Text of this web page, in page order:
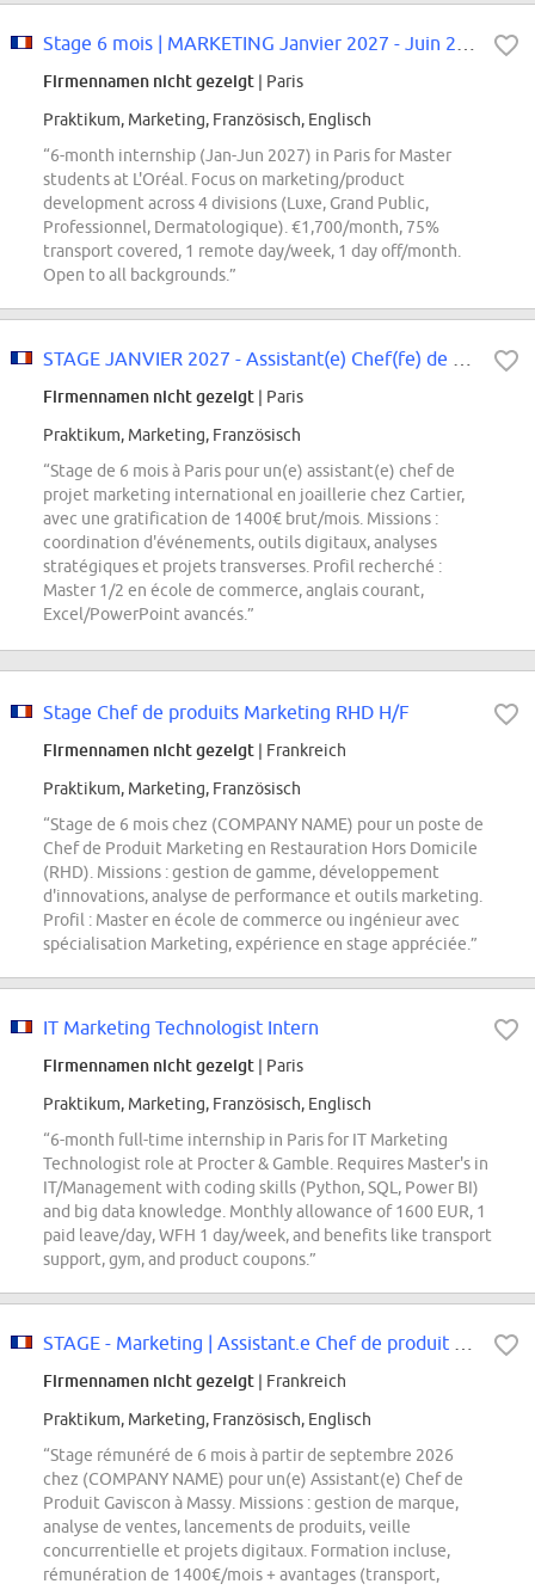
Firmennamen nicht gezeigt | Paris
Praktikum, Marketing, Französisch, Englisch
“6-month internship (Jan-Jun 2027) in Paris for Master
students at L'Oréal. Focus on marketing/product
development across 4 divisions (Luxe, Grand Public,
Professionnel, Dermatologique). €1,700/month, 75%
transport covered, 1 remote day/week, 1 day off/month.
Open to all backgrounds.”
Firmennamen nicht gezeigt | Paris
Praktikum, Marketing, Französisch
“Stage de 6 mois à Paris pour un(e) assistant(e) chef de
projet marketing international en joaillerie chez Cartier,
avec une gratification de 1400€ brut/mois. Missions :
coordination d'événements, outils digitaux, analyses
stratégiques et projets transverses. Profil recherché :
Master 1/2 en école de commerce, anglais courant,
Excel/PowerPoint avancés.”
Stage Chef de produits Marketing RHD H/F
Firmennamen nicht gezeigt | Frankreich
Praktikum, Marketing, Französisch
“Stage de 6 mois chez (COMPANY NAME) pour un poste de
Chef de Produit Marketing en Restauration Hors Domicile
(RHD). Missions : gestion de gamme, développement
d'innovations, analyse de performance et outils marketing.
Profil : Master en école de commerce ou ingénieur avec
spécialisation Marketing, expérience en stage appréciée.”
IT Marketing Technologist Intern
Firmennamen nicht gezeigt | Paris
Praktikum, Marketing, Französisch, Englisch
“6-month full-time internship in Paris for IT Marketing
Technologist role at Procter & Gamble. Requires Master's in
IT/Management with coding skills (Python, SQL, Power BI)
and big data knowledge. Monthly allowance of 1600 EUR, 1
paid leave/day, WFH 1 day/week, and benefits like transport
support, gym, and product coupons.”
Firmennamen nicht gezeigt | Frankreich
Praktikum, Marketing, Französisch, Englisch
“Stage rémunéré de 6 mois à partir de septembre 2026
chez (COMPANY NAME) pour un(e) Assistant(e) Chef de
Produit Gaviscon à Massy. Missions : gestion de marque,
analyse de ventes, lancements de produits, veille
concurrentielle et projets digitaux. Formation incluse,
rémunération de 1400€/mois + avantages (transport,